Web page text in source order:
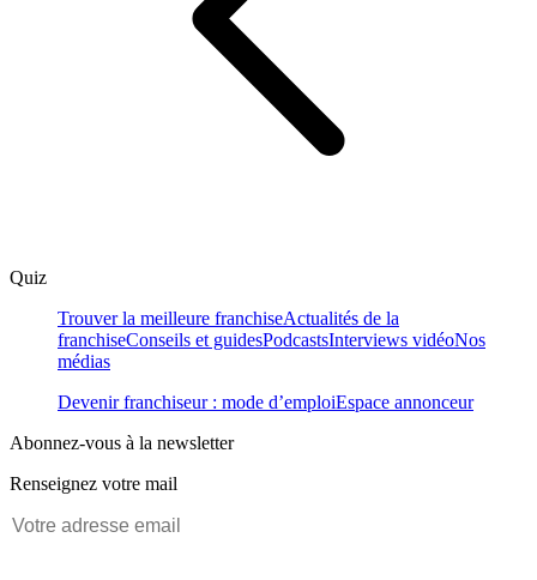
Quiz
Trouver la meilleure franchiseActualités de la
franchiseConseils et guidesPodcastsInterviews vidéoNos
médias
Devenir franchiseur : mode d’emploiEspace annonceur
Abonnez-vous à la newsletter
Renseignez votre mail